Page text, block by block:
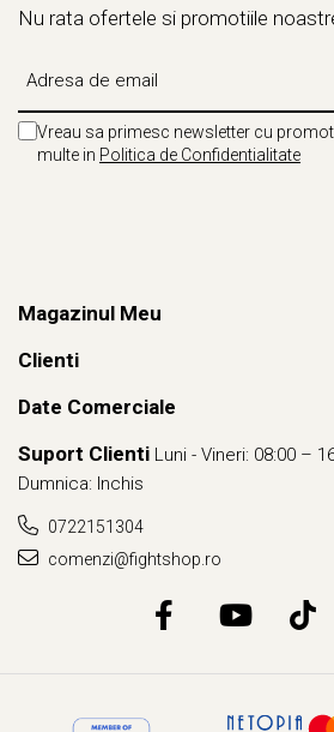
Nu rata ofertele si promotiile
Vreau sa primesc newsletter cu
multe in Politica de Confidentialitate
Magazinul Meu
Clienti
Date Comerciale
Suport Clienti Luni - Vineri: 08:00 –
Dumnica: Inchis
0722151304
comenzi@fightshop.ro